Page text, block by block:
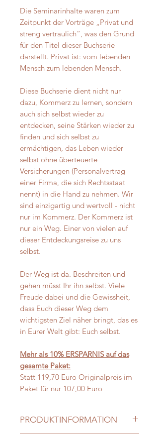
Die Seminarinhalte waren zum
Zeitpunkt der Vorträge „Privat und
streng vertraulich“, was den Grund
für den Titel dieser Buchserie
darstellt. Privat ist: vom lebenden
Mensch zum lebenden Mensch.
Diese Buchserie dient nicht nur
dazu, Kommerz zu lernen, sondern
auch sich selbst wieder zu
entdecken, seine Stärken wieder zu
finden und sich selbst zu
ermächtigen, das Leben wieder
selbst ohne überteuerte
Versicherungen (Personalvertrag
einer Firma, die sich Rechtsstaat
nennt) in die Hand zu nehmen. Wir
sind einzigartig und wertvoll - nicht
nur im Kommerz. Der Kommerz ist
nur ein Weg. Einer von vielen auf
dieser Entdeckungsreise zu uns
selbst.
Der Weg ist da. Beschreiten und
gehen müsst Ihr ihn selbst. Viele
Freude dabei und die Gewissheit,
dass Euch dieser Weg dem
wichtigsten Ziel näher bringt, das es
in Eurer Welt gibt: Euch selbst.
Mehr als 10% ERSPARNIS auf das
gesamte Paket:
Statt 119,70 Euro Originalpreis im
Paket für nur 107,00 Euro
PRODUKTINFORMATION